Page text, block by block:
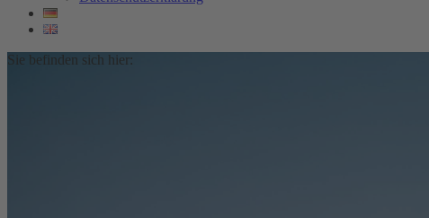
Sie befinden sich hier: